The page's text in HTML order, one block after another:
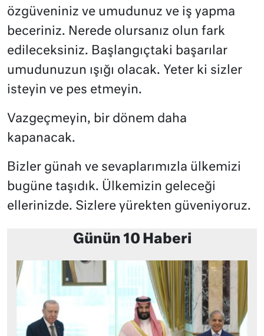
özgüveniniz ve umudunuz ve iş yapma
beceriniz. Nerede olursanız olun fark
edileceksiniz. Başlangıçtaki başarılar
umudunuzun ışığı olacak. Yeter ki sizler
isteyin ve pes etmeyin.
Vazgeçmeyin, bir dönem daha
kapanacak.
Bizler günah ve sevaplarımızla ülkemizi
bugüne taşıdık. Ülkemizin geleceği
ellerinizde. Sizlere yürekten güveniyoruz.
Günün 10 Haberi